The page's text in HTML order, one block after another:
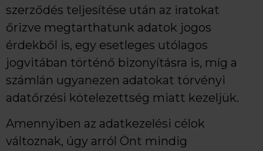
szerződés teljesítése után az iratokat
őrizve megtarthatunk adatok jogos
érdekből is, egy esetleges utólagos
jogvitában történő bizonyításra is, míg a
számlán ugyanezen adatokat törvényi
adatőrzési kötelezettség miatt kezeljük.
Amennyiben az adatkezelési célok
változnak, úgy arról Önt mindig